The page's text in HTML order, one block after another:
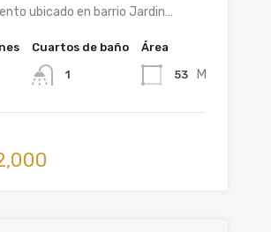
ubicado en barrio Jardin…
Cuartos de baño
1
Área
53 M